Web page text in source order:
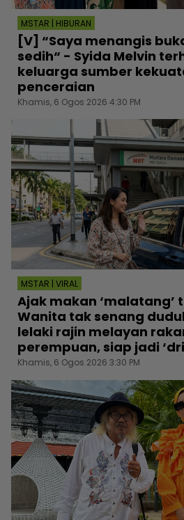
MSTAR | HIBURAN
[V] “Saya menangis
sedih“ - Syida Melvin
keluarga sumber
penceraian
Khamis, 6 Ogos 2026 4:30 PM
MSTAR | VIRAL
Ajak makan ‘malatang’
Wanita tak senang
lelaki rajin melayan
perempuan, siap jadi
Khamis, 6 Ogos 2026 3:30 PM